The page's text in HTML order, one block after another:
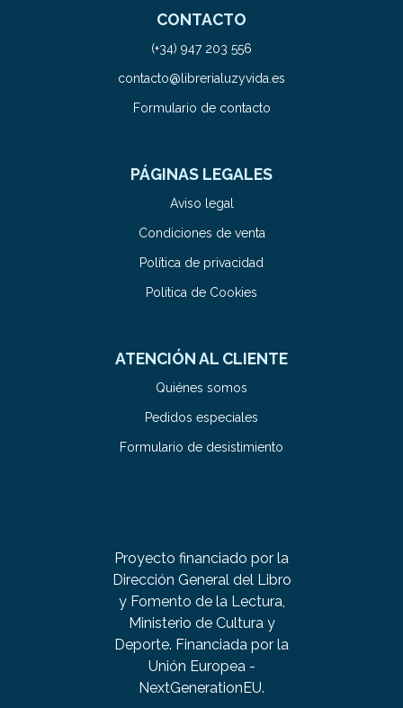
CONTACTO
(+34) 947 203 556
contacto@librerialuzyvida.es
Formulario de contacto
PÁGINAS LEGALES
Aviso legal
Condiciones de venta
Política de privacidad
Política de Cookies
ATENCIÓN AL CLIENTE
Quiénes somos
Pedidos especiales
Formulario de desistimiento
Proyecto financiado por la
Dirección General del Libro
y Fomento de la Lectura,
Ministerio de Cultura y
Deporte. Financiada por la
Unión Europea -
NextGenerationEU.